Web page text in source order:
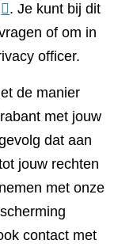
. Je kunt bij dit
of om in
officer.
de manier
met jouw
dat aan
jouw rechten
met onze
contact met